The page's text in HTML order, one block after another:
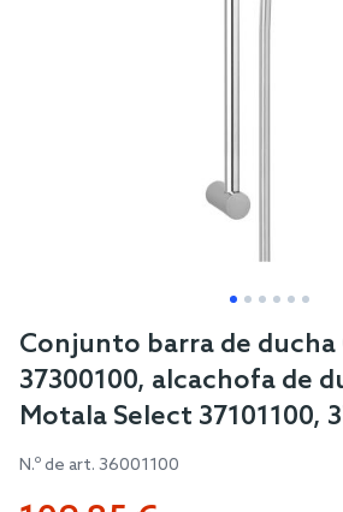
Skip
to
beginning
of
Conjunto barra de
37300100, alcachofa de
Motala Select 37101100,
N.º de art. 36001100